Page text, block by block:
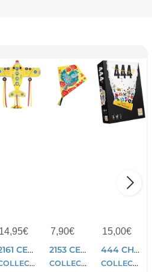
14,95€
2161 CERF VOLANT MAXI PLANE
COLLECTIF
7,90€
2153 CERF VOLANT BIRD
COLLECTIF
15,00€
444 CHOSES A FAIRE OU PAS
COLLECTIF